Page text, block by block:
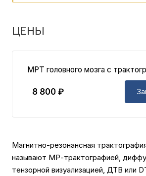
ЦЕНЫ
МРТ головного мозга с
8 800 ₽
Магнитно-резонансная
называют МР-трактографией,
тензорной визуализацией, ДТВ или